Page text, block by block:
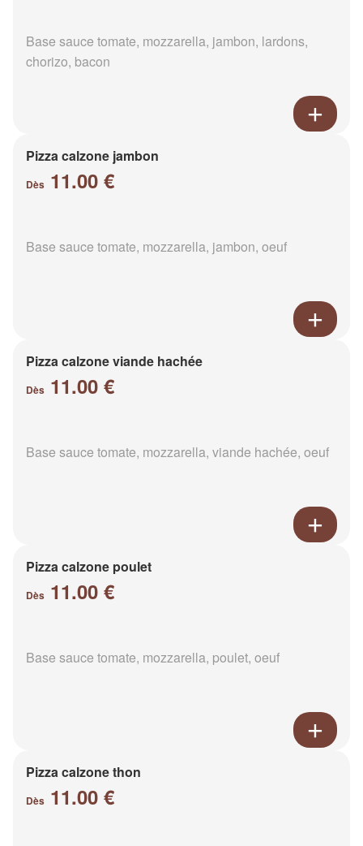
Base sauce tomate, mozzarella, jambon, lardons,
chorizo, bacon
Pizza calzone jambon
Dès 11.00 €
Base sauce tomate, mozzarella, jambon, oeuf
Pizza calzone viande hachée
Dès 11.00 €
Base sauce tomate, mozzarella, viande hachée, oeuf
Pizza calzone poulet
Dès 11.00 €
Base sauce tomate, mozzarella, poulet, oeuf
Pizza calzone thon
Dès 11.00 €